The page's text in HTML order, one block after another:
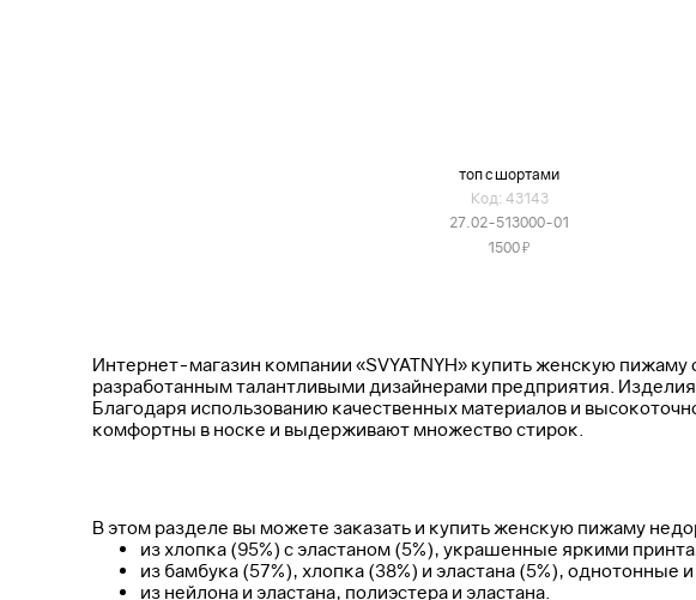
топ с шортами
Код: 43143
27.02-513000-01
1500Я
Интернет-магазин компании «SVYATNYH» купить женскую
разработанным талантливыми дизайнерами предприятия.
Благодаря использованию качественных материалов и
комфортны в носке и выдерживают множество стирок.
В этом разделе вы можете заказать и купить женскую пижаму
из хлопка (95%) с эластаном (5%), украшенные яркими
из бамбука (57%), хлопка (38%) и эластана (5%), однотонные
из нейлона и эластана, полиэстера и эластана.